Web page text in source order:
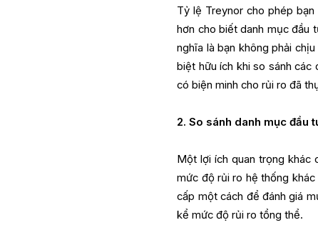
Tỷ lệ Treynor cho phép
hơn cho biết danh mục đầu
nghĩa là bạn không phải
biệt hữu ích khi so sánh các
có biện minh cho rủi ro đã
2. So sánh danh mục đầu
Một lợi ích quan trọng khác
mức độ rủi ro hệ thống
cấp một cách để đánh giá
kể mức độ rủi ro tổng thể.